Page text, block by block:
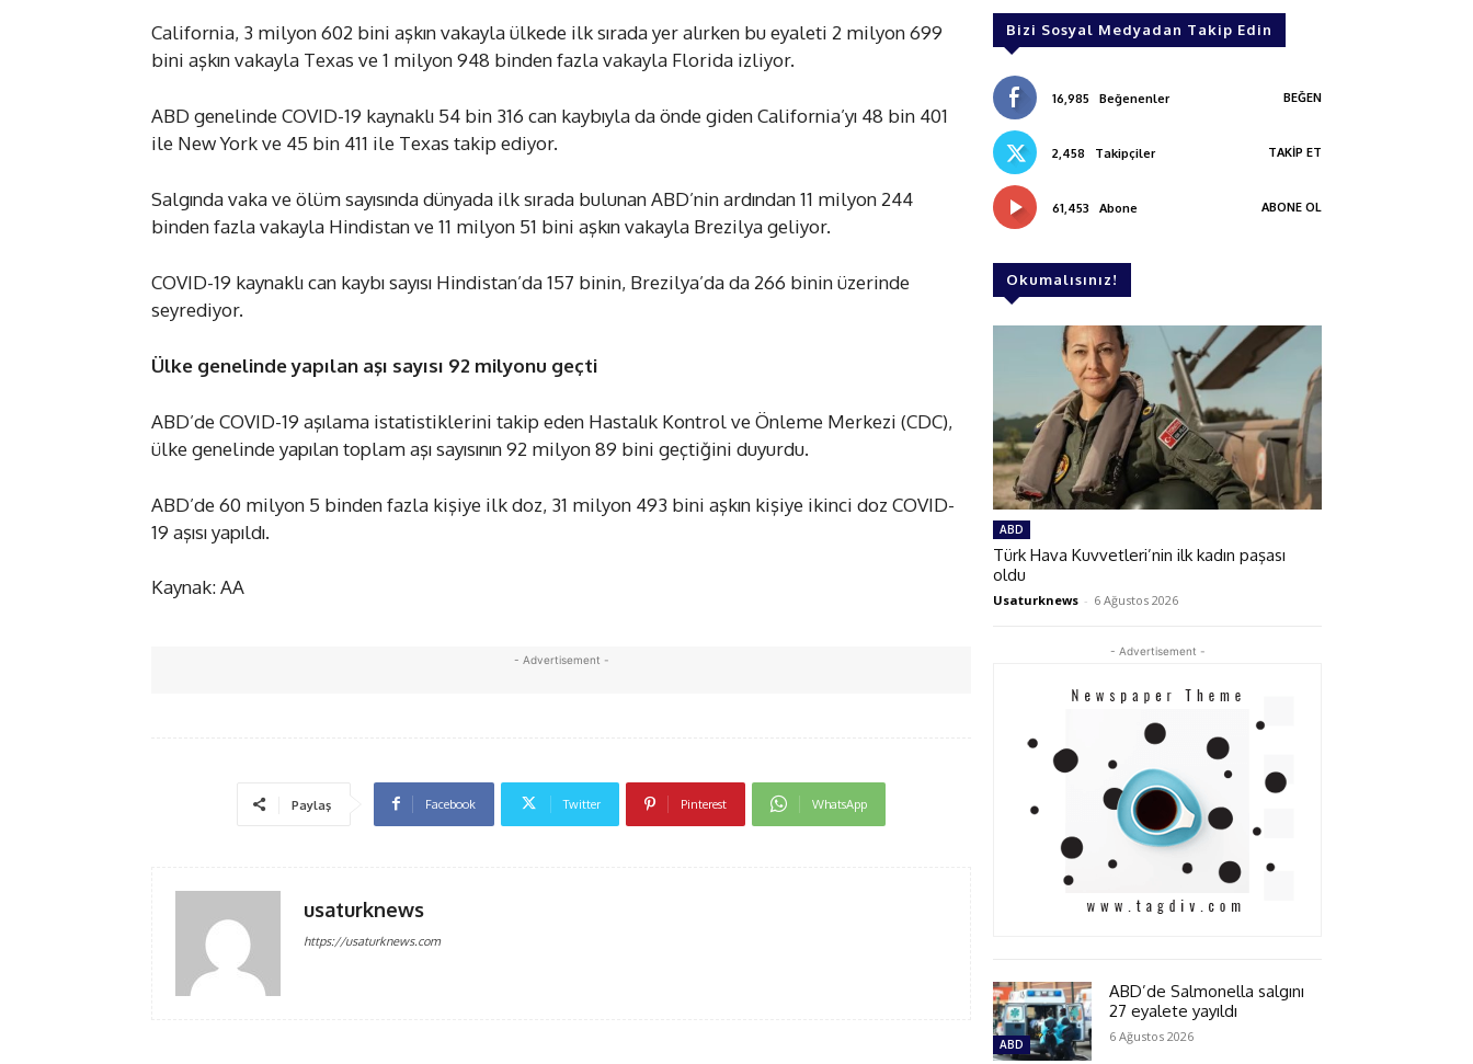
California, 3 milyon 602 bini aşkın vakayla ülkede ilk sırada yer alırken bu eyaleti 2 milyon 699
bini aşkın vakayla Texas ve 1 milyon 948 binden fazla vakayla Florida izliyor.
ABD genelinde COVID-19 kaynaklı 54 bin 316 can kaybıyla da önde giden California’yı 48 bin 401
ile New York ve 45 bin 411 ile Texas takip ediyor.
Salgında vaka ve ölüm sayısında dünyada ilk sırada bulunan ABD’nin ardından 11 milyon 244
binden fazla vakayla Hindistan ve 11 milyon 51 bini aşkın vakayla Brezilya geliyor.
COVID-19 kaynaklı can kaybı sayısı Hindistan’da 157 binin, Brezilya’da da 266 binin üzerinde
seyrediyor.
Ülke genelinde yapılan aşı sayısı 92 milyonu geçti
ABD’de COVID-19 aşılama istatistiklerini takip eden Hastalık Kontrol ve Önleme Merkezi (CDC),
ülke genelinde yapılan toplam aşı sayısının 92 milyon 89 bini geçtiğini duyurdu.
ABD’de 60 milyon 5 binden fazla kişiye ilk doz, 31 milyon 493 bini aşkın kişiye ikinci doz COVID-
19 aşısı yapıldı.
Kaynak: AA
- Advertisement -
Paylaş Facebook Twitter Pinterest WhatsApp
usaturknews
https://usaturknews.com
Bizi Sosyal Medyadan Takip Edin
16,985 Beğenenler BEĞEN
2,458 Takipçiler TAKIP ET
61,453 Abone ABONE OL
Okumalısınız!
ABD
Türk Hava Kuvvetleri’nin ilk kadın paşası
oldu
Usaturknews - 6 Ağustos 2026
- Advertisement -
ABD
ABD’de Salmonella salgını
27 eyalete yayıldı
6 Ağustos 2026